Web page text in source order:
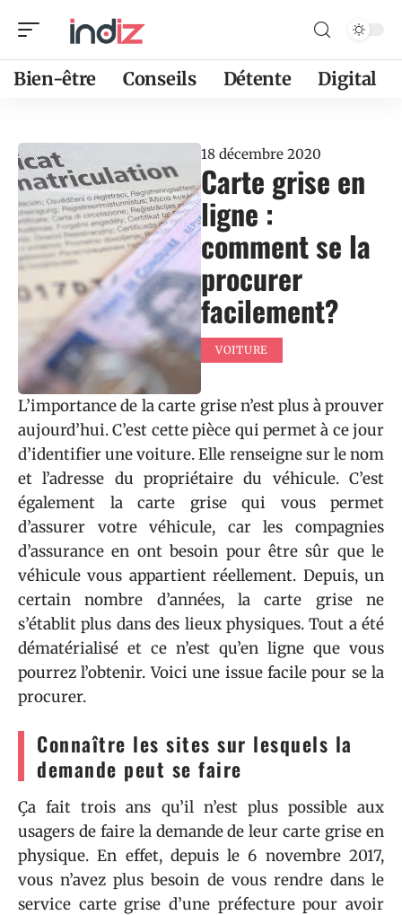
Bien-être Conseils Détente Digital
18 décembre 2020
Carte grise en
ligne :
comment se la
procurer
facilement?
VOITURE
L’importance de la carte grise n’est plus à prouver
aujourd’hui. C’est cette pièce qui permet à ce jour
d’identifier une voiture. Elle renseigne sur le nom
et l’adresse du propriétaire du véhicule. C’est
également la carte grise qui vous permet
d’assurer votre véhicule, car les compagnies
d’assurance en ont besoin pour être sûr que le
véhicule vous appartient réellement. Depuis, un
certain nombre d’années, la carte grise ne
s’établit plus dans des lieux physiques. Tout a été
dématérialisé et ce n’est qu’en ligne que vous
pourrez l’obtenir. Voici une issue facile pour se la
procurer.
Connaître les sites sur lesquels la
demande peut se faire
Ça fait trois ans qu’il n’est plus possible aux
usagers de faire la demande de leur carte grise en
physique. En effet, depuis le 6 novembre 2017,
vous n’avez plus besoin de vous rendre dans le
service carte grise d’une préfecture pour avoir